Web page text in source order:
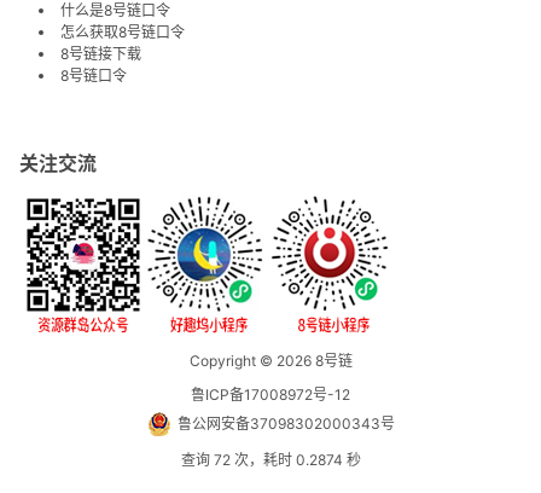
什么是8号链口令
怎么获取8号链口令
8号链接下载
8号链口令
关注交流
Copyright © 20268号链
鲁ICP备17008972号-12
鲁公网安备37098302000343号
查询 72 次，耗时 0.2874 秒